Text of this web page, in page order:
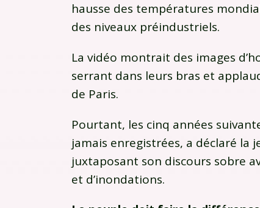
hausse des températures
des niveaux préindustriels.
La vidéo montrait des images
serrant dans leurs bras et
de Paris.
Pourtant, les cinq années
jamais enregistrées, a déclaré la
juxtaposant son discours sobre
et d’inondations.